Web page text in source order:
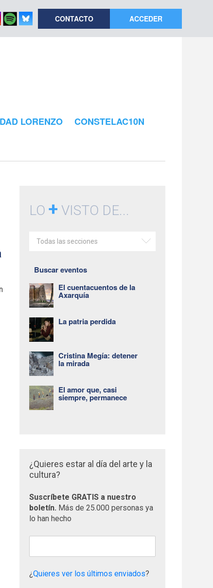
CONTACTO ACCEDER
LORENZO
CONSTELAC10N
LO+ VISTO DE...
Todas las secciones
Buscar eventos
El cuentacuentos de la
Axarquía
La patria perdida
Cristina Megía: detener
la mirada
El amor que, casi
siempre, permanece
¿Quieres estar al día del arte y la
cultura?
Suscríbete GRATIS a nuestro
boletín. Más de 25.000 personas ya
lo han hecho
¿Quieres ver los últimos enviados?